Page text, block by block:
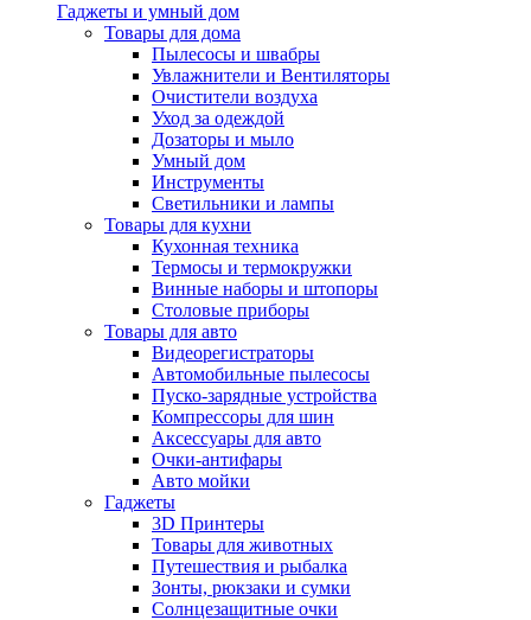
Гаджеты и умный дом
Товары для дома
Пылесосы и швабры
Увлажнители и Вентиляторы
Очистители воздуха
Уход за одеждой
Дозаторы и мыло
Умный дом
Инструменты
Светильники и лампы
Товары для кухни
Кухонная техника
Термосы и термокружки
Винные наборы и штопоры
Столовые приборы
Товары для авто
Видеорегистраторы
Автомобильные пылесосы
Пуско-зарядные устройства
Компрессоры для шин
Аксессуары для авто
Очки-антифары
Авто мойки
Гаджеты
3D Принтеры
Товары для животных
Путешествия и рыбалка
Зонты, рюкзаки и сумки
Солнцезащитные очки